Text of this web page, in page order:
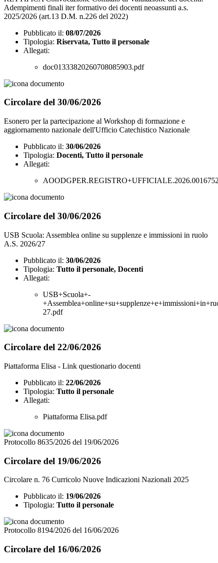
Adempimenti finali iter formativo dei docenti neoassunti a.s.
2025/2026 (art.13 D.M. n.226 del 2022)
Pubblicato il: 08/07/2026
Tipologia: Riservata, Tutto il personale
Allegati:
doc01333820260708085903.pdf
Circolare del 30/06/2026
Esonero per la partecipazione al Workshop di formazione e
aggiornamento nazionale dell'Ufficio Catechistico Nazionale
Pubblicato il: 30/06/2026
Tipologia: Docenti, Tutto il personale
Allegati:
Circolare del 30/06/2026
USB Scuola: Assemblea online su supplenze e immissioni in ruolo
A.S. 2026/27
Pubblicato il: 30/06/2026
Tipologia: Tutto il personale, Docenti
Allegati:
USB+Scuola+-
27.pdf
Circolare del 22/06/2026
Piattaforma Elisa - Link questionario docenti
Pubblicato il: 22/06/2026
Tipologia: Tutto il personale
Allegati:
Piattaforma Elisa.pdf
Protocollo 8635/2026 del 19/06/2026
Circolare del 19/06/2026
Circolare n. 76 Curricolo Nuove Indicazioni Nazionali 2025
Pubblicato il: 19/06/2026
Tipologia: Tutto il personale
Protocollo 8194/2026 del 16/06/2026
Circolare del 16/06/2026